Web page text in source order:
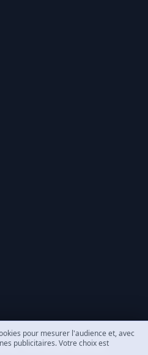
Tous droits réservés.
pour mesurer l'audience et, avec
publicitaires. Votre choix est